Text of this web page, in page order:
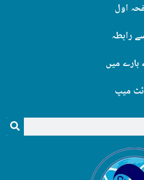
اول
رابطہ
بارے میں
میپ